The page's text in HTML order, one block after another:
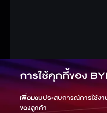
การใช้คุกกี้ของ
เพื่อมอบประสบการณ์การใช้ง
ของลูกค้า